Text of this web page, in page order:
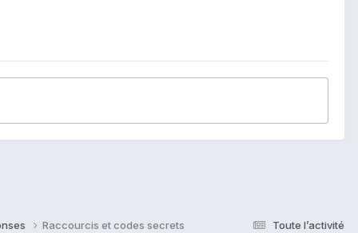
Toute l’activité
Raccourcis et codes secrets